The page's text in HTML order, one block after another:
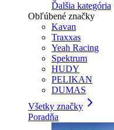
Ďalšia kategória
Obľúbené značky
Kavan
Traxxas
Yeah Racing
Spektrum
HUDY
PELIKAN
DUMAS
Všetky značky
Poradňa